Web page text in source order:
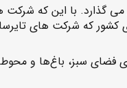
گذارد. با این که
که شرکت های
فضای سبز، باغ‌ها و